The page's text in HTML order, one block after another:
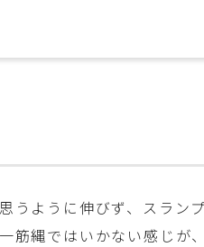
うように伸びず、スラン
筋縄ではいかない感じが